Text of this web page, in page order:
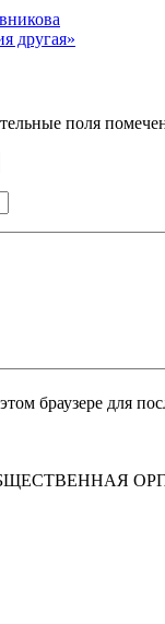
другая»
поля
браузере для